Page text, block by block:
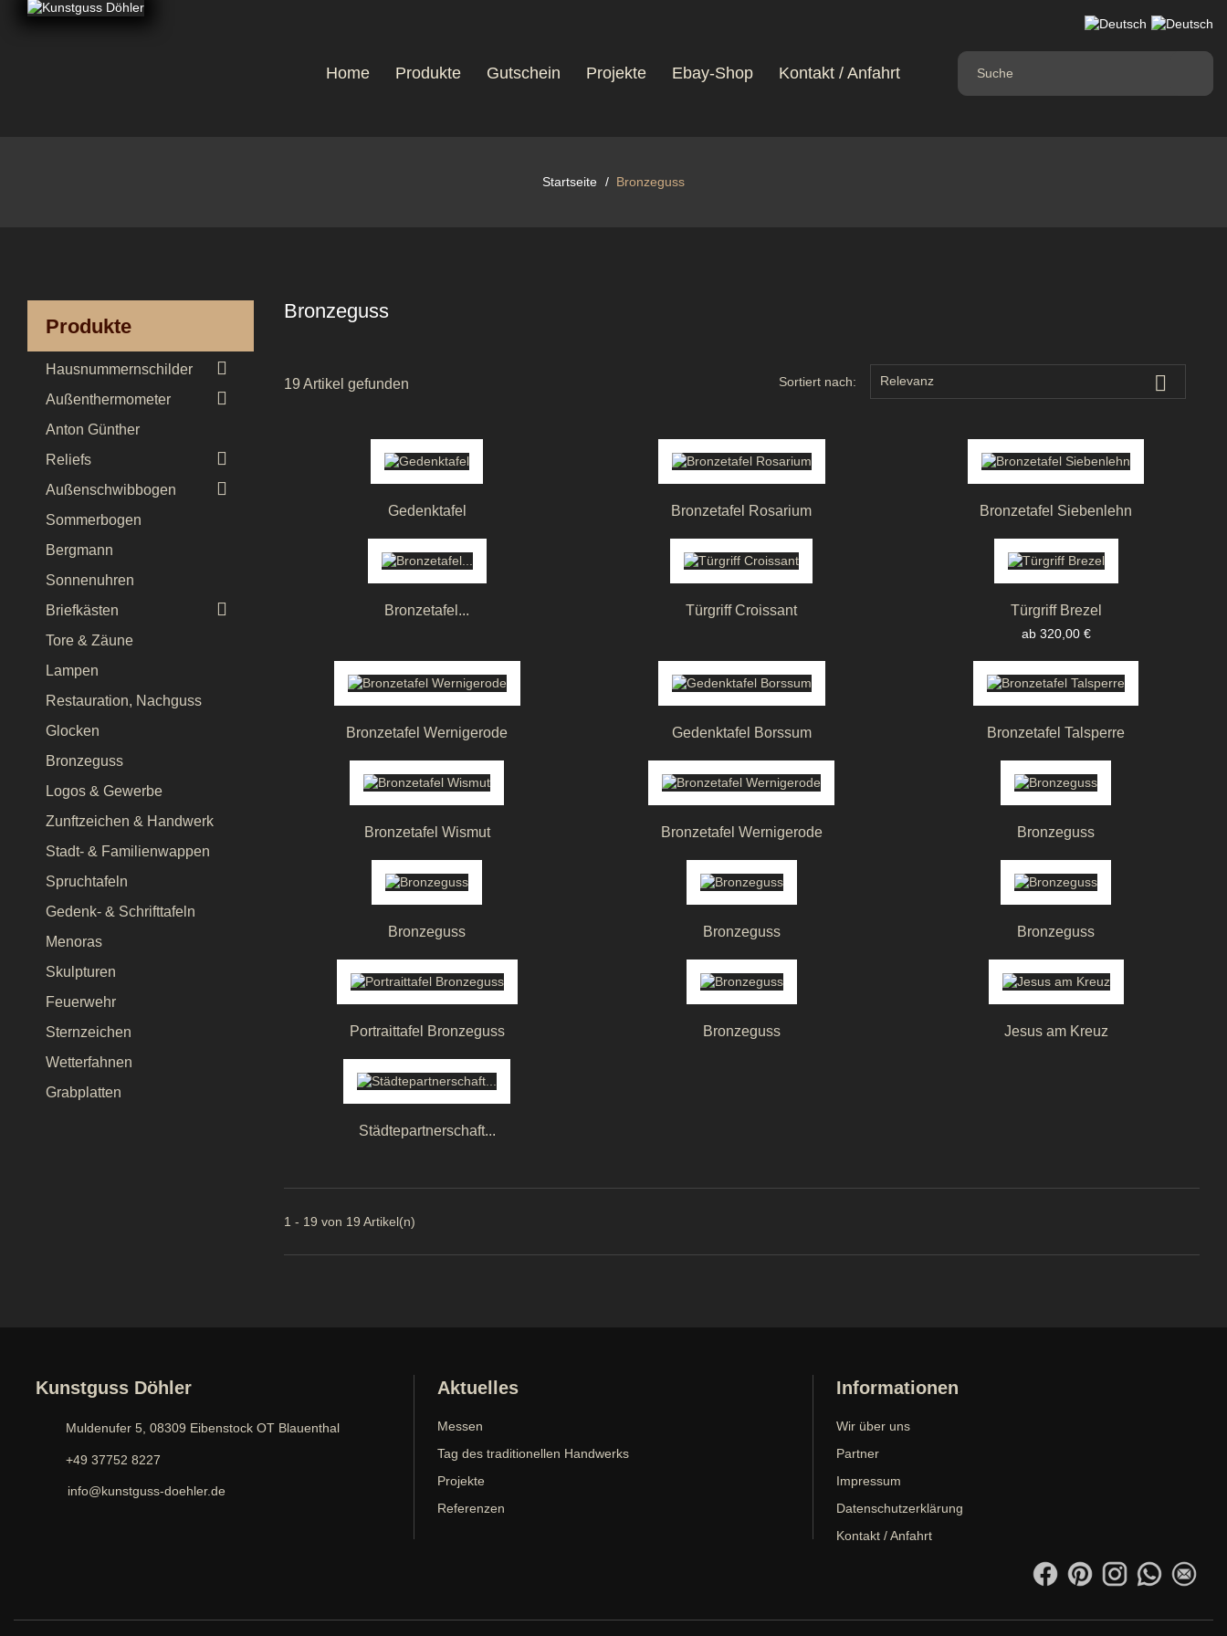
Home Produkte Gutschein Projekte Ebay-Shop Kontakt / Anfahrt
Startseite Bronzeguss
Produkte
Hausnummernschilder 
Außenthermometer 
Anton Günther
Reliefs

Außenschwibbogen 
Sommerbogen
Bergmann
Sonnenuhren
Briefkästen

Tore & Zäune
Lampen
Restauration, Nachguss
Glocken
Bronzeguss
Logos & Gewerbe
Zunftzeichen & Handwerk
Stadt- & Familienwappen
Spruchtafeln
Gedenk- & Schrifttafeln
Menoras
Skulpturen
Feuerwehr
Sternzeichen
Wetterfahnen
Grabplatten
Bronzeguss
19 Artikel gefunden Sortiert nach: Relevanz 
Gedenktafel Bronzetafel Rosarium Bronzetafel Siebenlehn
Bronzetafel... Türgriff Croissant Türgriff Brezel
Preis
ab 320,00 €
Bronzetafel Wernigerode Gedenktafel Borssum Bronzetafel Talsperre
Bronzetafel Wismut Bronzetafel Wernigerode Bronzeguss
Bronzeguss Bronzeguss Bronzeguss
Portraittafel Bronzeguss Bronzeguss Jesus am Kreuz
Städtepartnerschaft...
1 - 19 von 19 Artikel(n)
Kunstguss Döhler
Muldenufer 5, 08309 Eibenstock OT Blauenthal
+49 37752 8227
info@kunstguss-doehler.de
Aktuelles
Messen
Tag des traditionellen Handwerks
Projekte
Referenzen
Informationen
Wir über uns
Partner
Impressum
Datenschutzerklärung
Kontakt / Anfahrt
FacebookPinterestInstagramWhatsApp